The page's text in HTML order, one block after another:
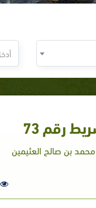
رقم 73
بن صالح العثيمين